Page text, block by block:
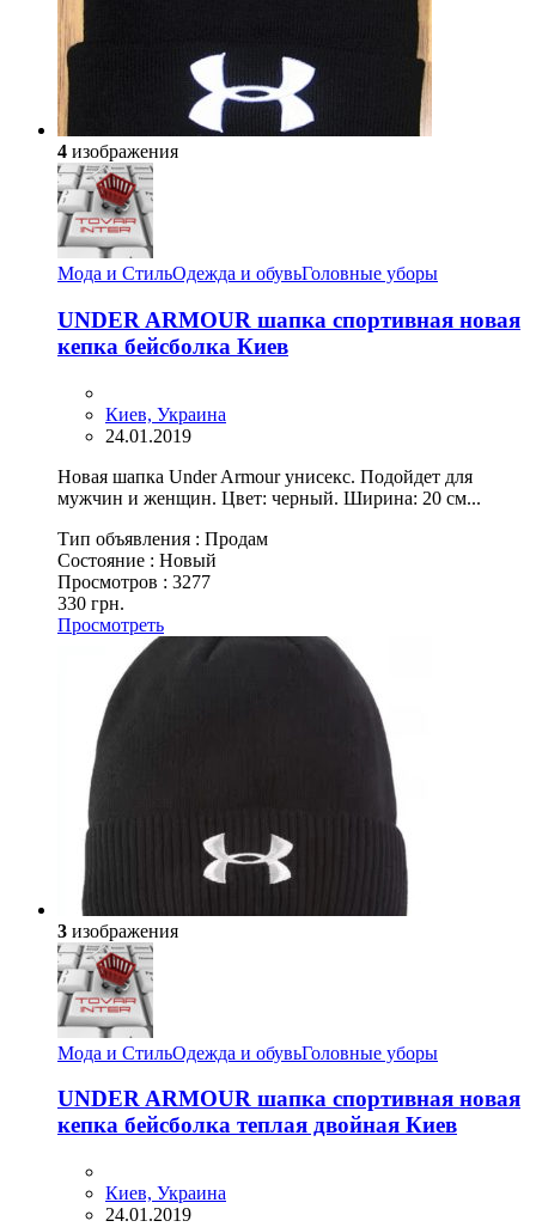
4 изображения
Мода и СтильОдежда и обувьГоловные уборы
UNDER ARMOUR шапка спортивная новая
кепка бейсболка Киев
Киев, Украина
24.01.2019
Новая шапка Under Armour унисекс. Подойдет для
мужчин и женщин. Цвет: черный. Ширина: 20 см...
Тип объявления : Продам
Состояние : Новый
Просмотров : 3277
330 грн.
Просмотреть
3 изображения
Мода и СтильОдежда и обувьГоловные уборы
UNDER ARMOUR шапка спортивная новая
кепка бейсболка теплая двойная Киев
Киев, Украина
24.01.2019